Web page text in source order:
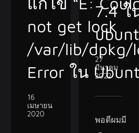
7.4 ใ
27
มีนาคม
2022
พอดีผมมี
not get lock
/var/lib/dpkg/
Error ใน
16
เมษายน
2020